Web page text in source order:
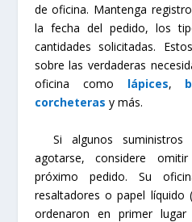
de oficina. Mantenga
la fecha del pedido, los
cantidades solicitadas.
sobre las verdaderas
oficina como
lápices,
corcheteras y más.
Si algunos suministros
agotarse, considere
próximo pedido. Su
resaltadores o papel líquido
ordenaron en primer